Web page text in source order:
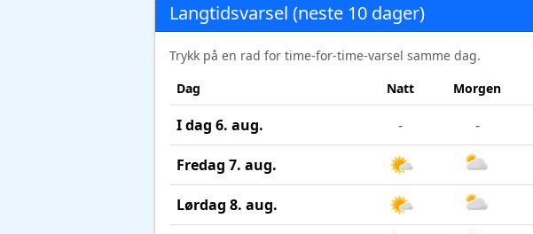
Langtidsvarsel (neste 10 dager)
Trykk på en rad for time-for-time-varsel samme dag.
Dag
Natt Morgen
I dag 6. aug. - -
Fredag 7. aug.
Lørdag 8. aug.